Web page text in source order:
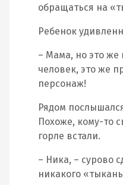
обращаться на
Ребенок
– Мама, но это же
человек, это же
персонаж!
Рядом
Похоже, кому-то
горле встали.
– Ника, – сурово
никакого